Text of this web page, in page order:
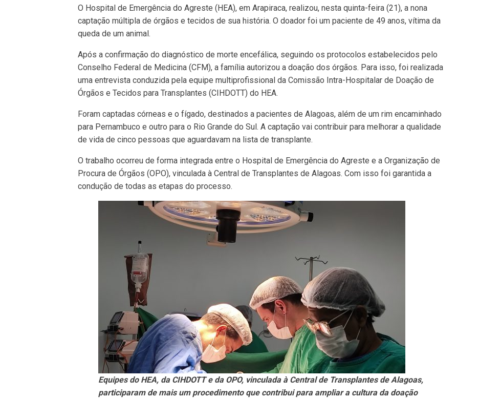
O Hospital de Emergência do Agreste (HEA), em Arapiraca, realizou, nesta quinta-feira (21), a nona
captação múltipla de órgãos e tecidos de sua história. O doador foi um paciente de 49 anos, vítima da
queda de um animal.
Após a confirmação do diagnóstico de morte encefálica, seguindo os protocolos estabelecidos pelo
Conselho Federal de Medicina (CFM), a família autorizou a doação dos órgãos. Para isso, foi realizada
uma entrevista conduzida pela equipe multiprofissional da Comissão Intra-Hospitalar de Doação de
Órgãos e Tecidos para Transplantes (CIHDOTT) do HEA.
Foram captadas córneas e o fígado, destinados a pacientes de Alagoas, além de um rim encaminhado
para Pernambuco e outro para o Rio Grande do Sul. A captação vai contribuir para melhorar a qualidade
de vida de cinco pessoas que aguardavam na lista de transplante.
O trabalho ocorreu de forma integrada entre o Hospital de Emergência do Agreste e a Organização de
Procura de Órgãos (OPO), vinculada à Central de Transplantes de Alagoas. Com isso foi garantida a
condução de todas as etapas do processo.
Equipes do HEA, da CIHDOTT e da OPO, vinculada à Central de Transplantes de Alagoas,
participaram de mais um procedimento que contribui para ampliar a cultura da doação